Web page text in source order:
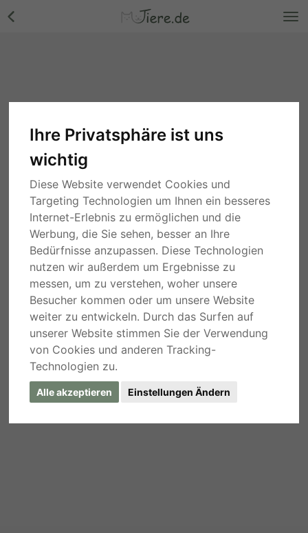
Ihre Privatsphäre ist uns
wichtig
Diese Website verwendet Cookies und
Targeting Technologien um Ihnen ein besseres
Internet-Erlebnis zu ermöglichen und die
Werbung, die Sie sehen, besser an Ihre
Bedürfnisse anzupassen. Diese Technologien
nutzen wir außerdem um Ergebnisse zu
messen, um zu verstehen, woher unsere
Besucher kommen oder um unsere Website
weiter zu entwickeln. Durch das Surfen auf
unserer Website stimmen Sie der Verwendung
von Cookies und anderen Tracking-
Technologien zu.
Alle akzeptieren Einstellungen Ändern